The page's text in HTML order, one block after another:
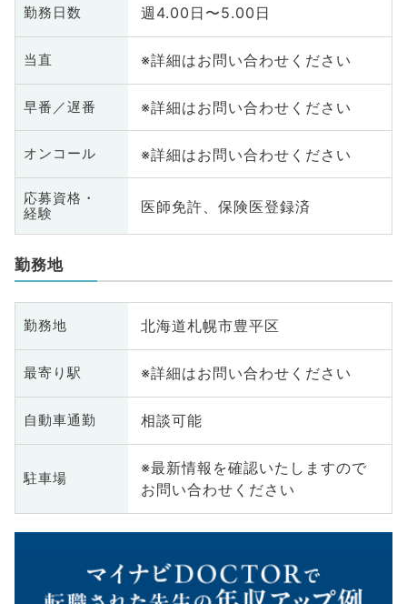
勤務日数 週4.00日〜5.00日
当直 ※詳細はお問い合わせください
早番／遅番 ※詳細はお問い合わせください
オンコール ※詳細はお問い合わせください
応募資格・
経験
医師免許、保険医登録済
勤務地
勤務地 北海道札幌市豊平区
最寄り駅 ※詳細はお問い合わせください
自動車通勤 相談可能
駐車場
※最新情報を確認いたしますので
お問い合わせください